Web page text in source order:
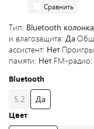
Сравнить
Тип: Bluetooth колонка
и влагозащита: Да
ассистент: Нет
памяти: Нет FM-радио:
Bluetooth
5.2 Да
Цвет